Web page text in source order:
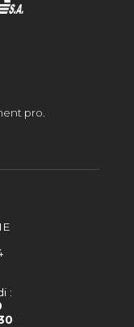
pro.
: